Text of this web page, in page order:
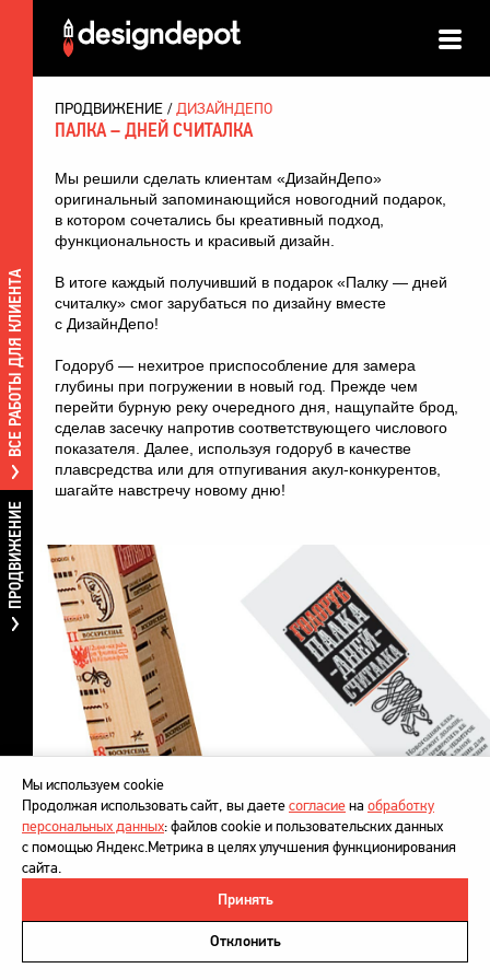
ВСЕ РАБОТЫ ДЛЯ КЛИЕНТА
ПРОДВИЖЕНИЕ
ПРОДВИЖЕНИЕ ДИЗАЙНДЕПО
ПАЛКА – ДНЕЙ СЧИТАЛКА
Мы решили сделать клиентам «ДизайнДепо»
оригинальный запоминающийся новогодний подарок,
в котором сочетались бы креативный подход,
функциональность и красивый дизайн.
В итоге каждый получивший в подарок «Палку — дней
считалку» смог зарубаться по дизайну вместе
с ДизайнДепо!
Годоруб — нехитрое приспособление для замера
глубины при погружении в новый год. Прежде чем
перейти бурную реку очередного дня, нащупайте брод,
сделав засечку напротив соответствующего числового
показателя. Далее, используя годоруб в качестве
плавсредства или для отпугивания акул-конкурентов,
шагайте навстречу новому дню!
Политика в отношении обработки персональных данных
Напишите нам
Мы используем cookie
Продолжая использовать сайт, вы даетесогласиена обработку
персональных данных: файлов cookie и пользовательских данных
с помощью Яндекс.Метрика в целях улучшения функционирования
сайта.
Принять
Отклонить